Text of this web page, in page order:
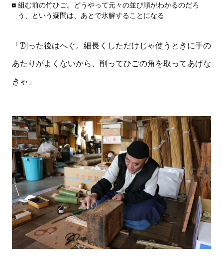
組む前の竹ひご。どうやって元々の並び順がわかるのだろ
う、という疑問は、あとで氷解することになる
「割った後はへぐ。細長くしただけじゃ使うときに手の
あたりがよくないから、削ってひごの角を取ってあげな
きゃ」